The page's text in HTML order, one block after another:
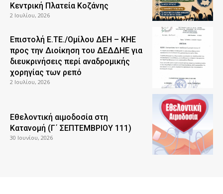
Κεντρική Πλατεία Κοζάνης
2 Ιουλίου, 2026
Επιστολή Ε.ΤΕ./Ομίλου ΔΕΗ – ΚΗΕ
προς την Διοίκηση του ΔΕΔΔΗΕ για
διευκρινήσεις περί αναδρομικής
χορηγίας των ρεπό
2 Ιουλίου, 2026
Εθελοντική αιμοδοσία στη
Κατανομή (Γ΄ ΣΕΠΤΕΜΒΡΙΟΥ 111)
30 Ιουνίου, 2026